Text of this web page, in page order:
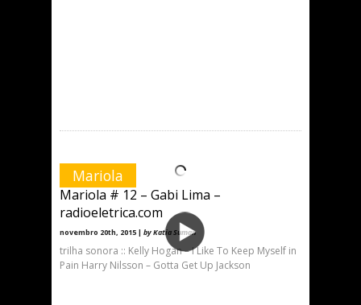
Mariola
Mariola # 12 – Gabi Lima –
radioeletrica.com
novembro 20th, 2015 | by Katia Suman
trilha sonora :: Kelly Hogan – I Like To Keep Myself in
Pain Harry Nilsson – Gotta Get Up Jackson